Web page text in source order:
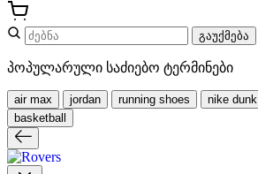
გაუქმება
პოპულარული საძიებო ტერმინები
air max jordan running shoes nike dunk
basketball